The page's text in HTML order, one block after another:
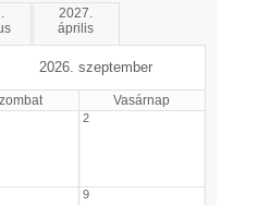
2027.
április
2026. szeptember
Vasárnap
2
9